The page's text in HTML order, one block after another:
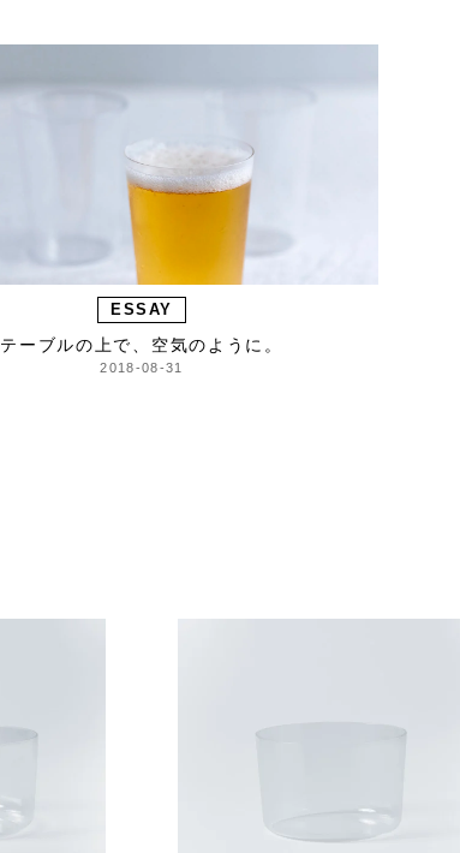
ESSAY
テーブルの上で、空気のように。
2018-08-31